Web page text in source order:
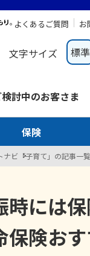
よくあるご質問 お
文字サイズ 標準
討中のお客さま
保険
ナビ 「子育て」の記事一覧
時には
保険お